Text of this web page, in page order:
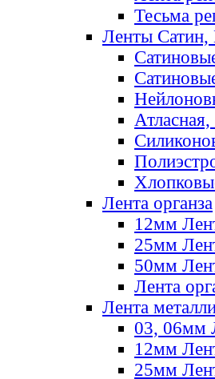
Тесьма
Ленты Сатин,
Лента органза
12мм
25мм
50мм
Лента
Лента
03, 06мм
12мм
25мм